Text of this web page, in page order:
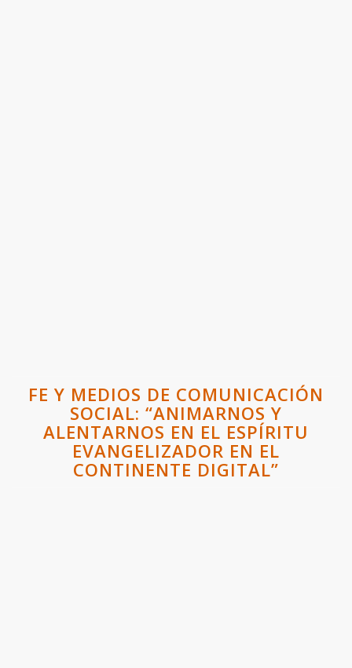
FE Y MEDIOS DE COMUNICACIÓN
SOCIAL: “ANIMARNOS Y
ALENTARNOS EN EL ESPÍRITU
EVANGELIZADOR EN EL
CONTINENTE DIGITAL”